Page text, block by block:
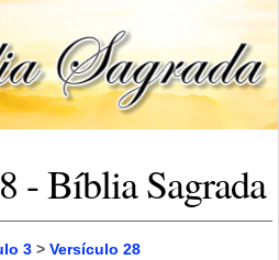
- Bíblia Sagrada
3 > Versículo 28